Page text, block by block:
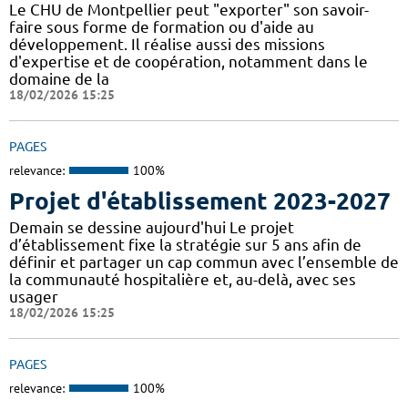
Le CHU de Montpellier peut "exporter" son savoir-
faire sous forme de formation ou d'aide au
développement. Il réalise aussi des missions
d'expertise et de coopération, notamment dans le
domaine de la
18/02/2026 15:25
PAGES
relevance: 100%
Projet d'établissement 2023-2027
Demain se dessine aujourd'hui Le projet
d’établissement fixe la stratégie sur 5 ans afin de
définir et partager un cap commun avec l’ensemble de
la communauté hospitalière et, au-delà, avec ses
usager
18/02/2026 15:25
PAGES
relevance: 100%